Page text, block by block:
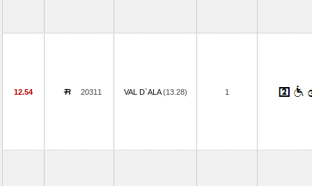
12.54 20311 VAL D`ALA(13.28) 1